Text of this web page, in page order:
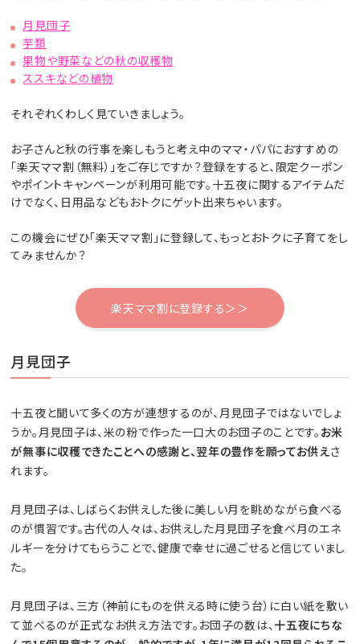
月見団子
芋類
果物や野菜などの秋の収穫物
ススキなどの植物
それぞれくわしく見ていきましょう。
お子さんと秋の行事を楽しもうと考え中のママ・パパにおすすめの
「楽天ママ割（無料）」をご存じですか？登録をすると、限定クーポン
やポイントキャンペーンが利用可能です。十五夜に関するアイテムだ
けでなく、日用品などもおトクにゲット出来ちゃいます。
この機会にぜひ「楽天ママ割」に登録して、もっとおトクに子育てをし
てみませんか？
楽天ママ割に登録する＞＞
月見団子
十五夜と聞いて多くの方が連想するのが、月見団子ではないでしょ
うか。月見団子は、米の粉で作った一口大のお団子のことです。 お米
が無事に収穫できたことへの感謝と、翌年の豊作を願ってお供えさ
れます。
月見団子は、しばらくお供えした後に美しい月を眺めながら食べる
のが慣習です。古代の人々は、お供えした月見団子を食べ月のエネ
ルギーを分けてもらうことで、健康で幸せに過ごせると信じていまし
た。
月見団子は、三方（神前にものを供える時に使う台）に白い紙を敷い
て並べるのが正式なお供え方法です。お団子の数は、十五夜にちな